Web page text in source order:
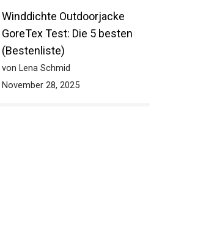
Winddichte Outdoorjacke
GoreTex Test: Die 5 besten
(Bestenliste)
von Lena Schmid
November 28, 2025